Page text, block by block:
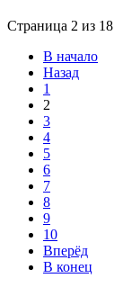
Страница 2 из 18
В начало
Назад
1
2
3
4
5
6
7
8
9
10
Вперёд
В конец